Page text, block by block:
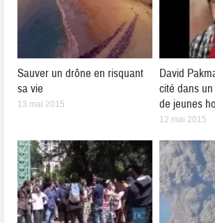
Sauver un drône en risquant
sa vie
13 mai 2015
David
cité dans
de jeunes
12 mai 2015